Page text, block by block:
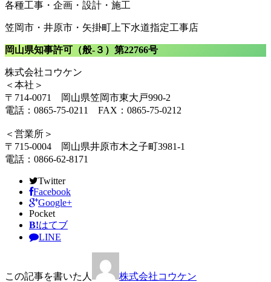
各種工事・企画・設計・施工
笠岡市・井原市・矢掛町上下水道指定工事店
岡山県知事許可（般-３）第22766号
株式会社コウケン
＜本社＞
〒714-0071 岡山県笠岡市東大戸990-2
電話：0865-75-0211 FAX：0865-75-0212
＜営業所＞
〒715-0004 岡山県井原市木之子町3981-1
電話：0866-62-8171
Twitter
Facebook
Google+
Pocket
B!はてブ
LINE
この記事を書いた人 株式会社コウケン